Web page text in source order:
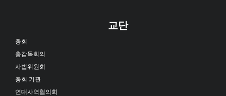
교단
총회
총감독회의
사법위원회
총회 기관
연대사역협의회